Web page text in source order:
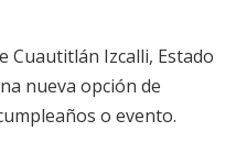
Cuautitlán Izcalli, Estado
nueva opción de
o evento.